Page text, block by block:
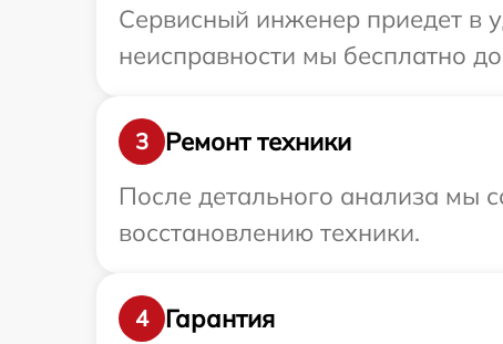
Сервисный инженер приедет в
неисправности мы бесплатно
3
Ремонт техники
После детального анализа мы
восстановлению техники.
4
Гарантия